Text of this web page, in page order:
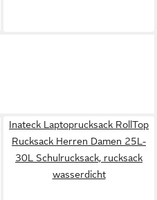
Inateck Laptoprucksack RollTop
Rucksack Herren Damen 25L-
30L Schulrucksack, rucksack
wasserdicht